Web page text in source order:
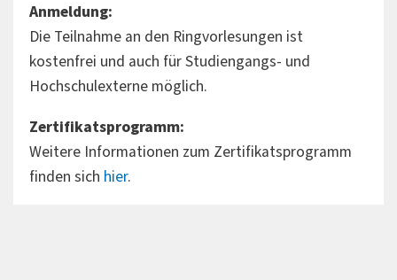
Anmeldung:
Die Teilnahme an den Ringvorlesungen ist
kostenfrei und auch für Studiengangs- und
Hochschulexterne möglich.
Zertifikatsprogramm:
Weitere Informationen zum Zertifikatsprogramm
finden sich hier.